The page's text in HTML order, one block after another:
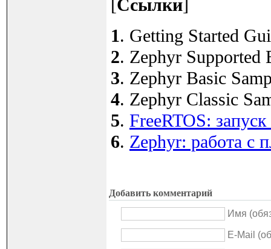
[Ссылки]
1. Getting Started
2. Zephyr Supported
3. Zephyr Basic
4. Zephyr Classic
5. FreeRTOS:
6. Zephyr: работа с
Добавить комментарий
Имя
E-Mail